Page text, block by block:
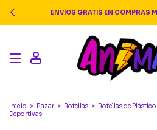
ENVÍOS GRATIS EN COMPRAS
Inicio > Bazar > Botellas > Botellas de Plástico
Deportivas